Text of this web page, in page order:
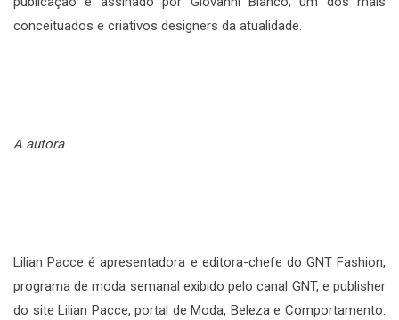
conceituados e criativos designers da atualidade.
A autora
Lilian Pacce é apresentadora e editora-chefe do GNT Fashion,
programa de moda semanal exibido pelo canal GNT, e publisher
do site Lilian Pacce, portal de Moda, Beleza e Comportamento.